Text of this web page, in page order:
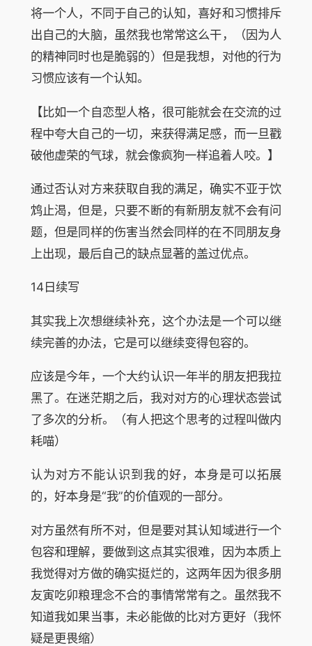
将一个人，不同于自己的认知，喜好和习惯排斥
出自己的大脑，虽然我也常常这么干，（因为人
的精神同时也是脆弱的）但是我想，对他的行为
习惯应该有一个认知。
【比如一个自恋型人格，很可能就会在交流的过
程中夸大自己的一切，来获得满足感，而一旦戳
破他虚荣的气球，就会像疯狗一样追着人咬。】
通过否认对方来获取自我的满足，确实不亚于饮
鸩止渴，但是，只要不断的有新朋友就不会有问
题，但是同样的伤害当然会同样的在不同朋友身
上出现，最后自己的缺点显著的盖过优点。
14日续写
其实我上次想继续补充，这个办法是一个可以继
续完善的办法，它是可以继续变得包容的。
应该是今年，一个大约认识一年半的朋友把我拉
黑了。在迷茫期之后，我对对方的心理状态尝试
了多次的分析。（有人把这个思考的过程叫做内
耗喵）
认为对方不能认识到我的好，本身是可以拓展
的，好本身是“我”的价值观的一部分。
对方虽然有所不对，但是要对其认知域进行一个
包容和理解，要做到这点其实很难，因为本质上
我觉得对方做的确实挺烂的，这两年因为很多朋
友寅吃卯粮理念不合的事情常常有之。虽然我不
知道我如果当事，未必能做的比对方更好（我怀
疑是更畏缩）